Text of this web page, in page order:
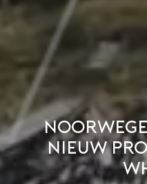
nieuw